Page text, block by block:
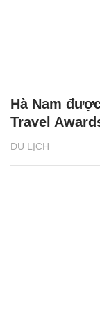
DU LỊCH
Hà Nam
Travel